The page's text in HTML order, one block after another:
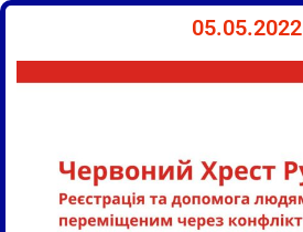
05.05.2022